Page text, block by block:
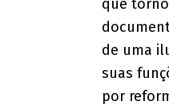
que
de uma
suas
por